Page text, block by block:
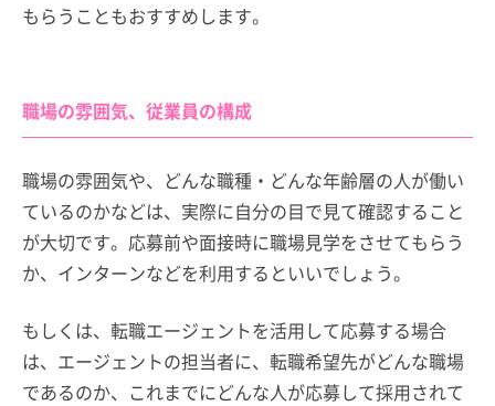
もらうこともおすすめします。
職場の雰囲気、従業員の構成
職場の雰囲気や、どんな職種・どんな年齢層の人が働い
ているのかなどは、実際に自分の目で見て確認すること
が大切です。応募前や面接時に職場見学をさせてもらう
か、インターンなどを利用するといいでしょう。
もしくは、転職エージェントを活用して応募する場合
は、エージェントの担当者に、転職希望先がどんな職場
であるのか、これまでにどんな人が応募して採用されて